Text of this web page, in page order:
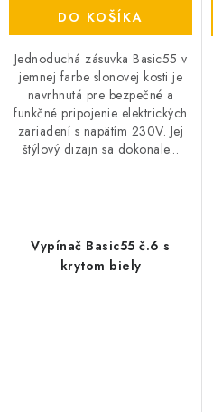
DO KOŠÍKA
Jednoduchá zásuvka Basic55 v
jemnej farbe slonovej kosti je
navrhnutá pre bezpečné a
funkčné pripojenie elektrických
zariadení s napätím 230V. Jej
štýlový dizajn sa dokonale...
Vypínač Basic55 č.6 s
krytom biely